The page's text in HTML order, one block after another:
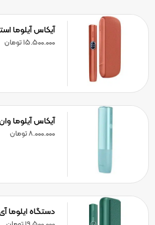
آیکاس آیلوما
15.500.000تومان
آیکاس آیلوما
8.000.000تومان
دستگاه ایلوما